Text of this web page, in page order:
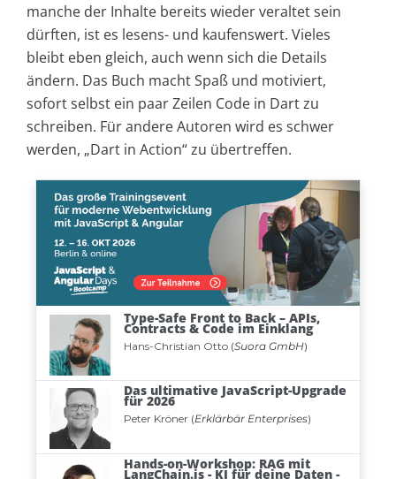
manche der Inhalte bereits wieder veraltet sein
dürften, ist es lesens- und kaufenswert. Vieles
bleibt eben gleich, auch wenn sich die Details
ändern. Das Buch macht Spaß und motiviert,
sofort selbst ein paar Zeilen Code in Dart zu
schreiben. Für andere Autoren wird es schwer
werden, „Dart in Action“ zu übertreffen.